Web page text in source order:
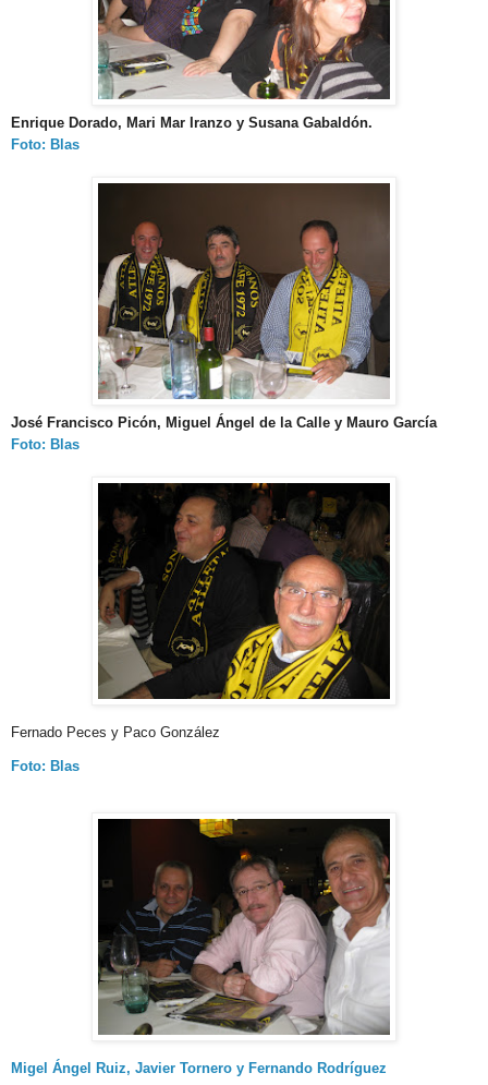
Enrique Dorado, Mari Mar Iranzo y Susana Gabaldón.
Foto: Blas
José Francisco Picón, Miguel Ángel de la Calle y Mauro García
Foto: Blas
Fernado Peces y Paco González
Foto: Blas
Migel Ángel Ruiz, Javier Tornero y Fernando Rodríguez